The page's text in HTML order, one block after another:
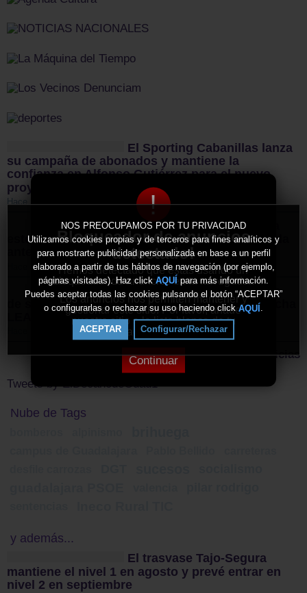
!
Bloqueador de anuncios
detectado!
Hemos detectado que estás usando un
bloqueador de anuncios en tu navegador.
Los anuncios nos permiten mantener y
gestionar este sitio. Por favor, añade
nuestro sitio a la lista blanca de tu
bloqueador de anuncios.
Continuar
NOS PREOCUPAMOS POR TU PRIVACIDAD
Utilizamos cookies propias y de terceros para fines analíticos y
para mostrarte publicidad personalizada en base a un perfil
elaborado a partir de tus hábitos de navegación (por ejemplo,
páginas visitadas). Haz click AQUÍ para más información.
Puedes aceptar todas las cookies pulsando el botón “ACEPTAR”
o configurarlas o rechazar su uso haciendo click AQUÍ
ACEPTAR Configurar/Rechazar
El Sporting Cabanillas lanza
su campaña de abonados y mantiene la
confianza en Alfonso Gutiérrez para el nuevo
proyecto
Hace 11 horas
El CD Guadalajara afronta
este sábado un nuevo examen de pretemporada
ante el CD Toledo
Hace 11 horas
Sigüenza da el pistoletazo
de salida a la II Vuelta Ciclista Castilla-La Mancha
Más noticias
Tweets by ElDecanodeGuad1
Nube de Tags
y además...
El trasvase Tajo-Segura
mantiene el nivel 1 en agosto y prevé entrar en
nivel 2 en septiembre